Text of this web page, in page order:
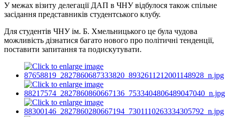
У межах візиту делегації ДАП в ЧНУ відбулося також спільне
засідання представників студентського клубу.
Для студентів ЧНУ ім. Б. Хмельницького це була чудова
можливість дізнатися багато нового про політичні тенденції,
поставити запитання та подискутувати.